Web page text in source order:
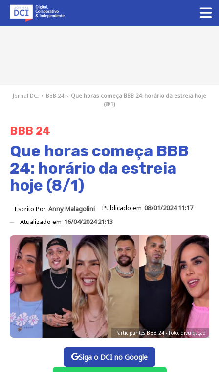
Jornal DCI › BBB 24 › Que horas começa BBB 24: horário da estreia hoje
(8/1)
BBB 24
Que horas começa BBB
24: horário da estreia
hoje (8/1)
Escrito Por Anny Malagolini Publicado em 08/01/2024 11:17
Atualizado em 16/04/2024 21:13
Participantes BBB 24 - Foto: divulgação
Siga o DCI no Google